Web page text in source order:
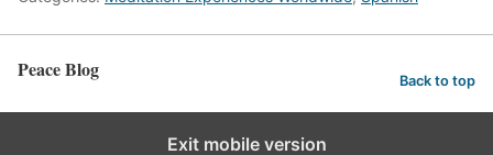
Peace Blog Back to top
Exit mobile version